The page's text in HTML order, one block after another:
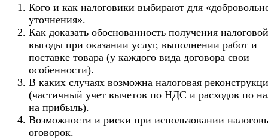
Кого и как налоговики выбирают для
уточнения».
Как доказать обоснованность получения налоговой
выгоды при оказании услуг, выполнении работ и
поставке товара (у каждого вида договора свои
особенности).
В каких случаях возможна налоговая
(частичный учет вычетов по НДС и расходов по
на прибыль).
Возможности и риски при использовании
оговорок.